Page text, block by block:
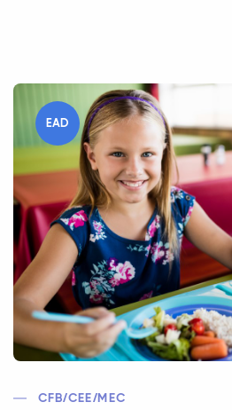
EAD
CFB/CEE/MEC